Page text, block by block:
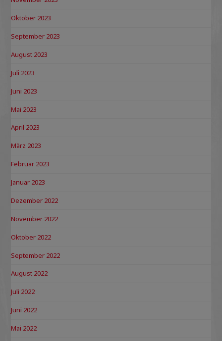
Oktober 2023
September 2023
August 2023
Juli 2023
Juni 2023
Mai 2023
April 2023
März 2023
Februar 2023
Januar 2023
Dezember 2022
November 2022
Oktober 2022
September 2022
August 2022
Juli 2022
Juni 2022
Mai 2022